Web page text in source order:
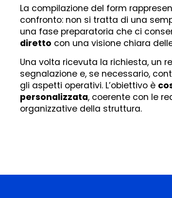
La compilazione del form
confronto: non si tratta di una
una fase preparatoria che ci
diretto con una visione chiara
Una volta ricevuta la richiesta, un
segnalazione e, se necessario,
gli aspetti operativi. L’obiettivo è
personalizzata, coerente con le
organizzative della struttura.